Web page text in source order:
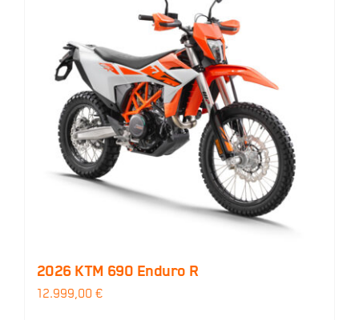
2026 KTM 690 Enduro R
12.999,00 €